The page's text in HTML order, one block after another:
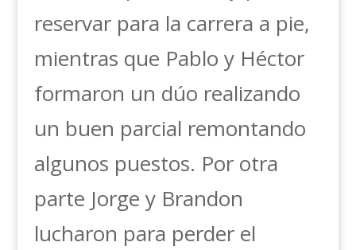
reservar para la carrera a pie,
mientras que Pablo y Héctor
formaron un dúo realizando
un buen parcial remontando
algunos puestos. Por otra
parte Jorge y Brandon
lucharon para perder el